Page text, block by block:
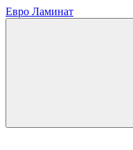
Евро Ламинат